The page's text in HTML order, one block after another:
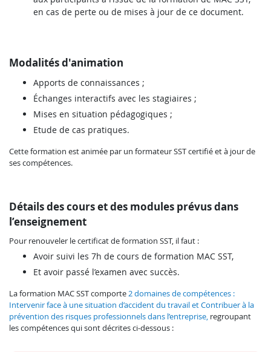
en cas de perte ou de mises à jour de ce document.
Modalités d'animation
Apports de connaissances ;
Échanges interactifs avec les stagiaires ;
Mises en situation pédagogiques ;
Etude de cas pratiques.
Cette formation est animée par un formateur SST certifié et à jour de
ses compétences.
Détails des cours et des modules prévus dans
l’enseignement
Pour renouveler le certificat de formation SST, il faut :
Avoir suivi les 7h de cours de formation MAC SST,
Et avoir passé l’examen avec succès.
La formation MAC SST comporte2 domaines de compétences :
Intervenir face à une situation d’accident du travail et Contribuer à la
prévention des risques professionnels dans l’entreprise, regroupant
les compétences qui sont décrites ci-dessous :